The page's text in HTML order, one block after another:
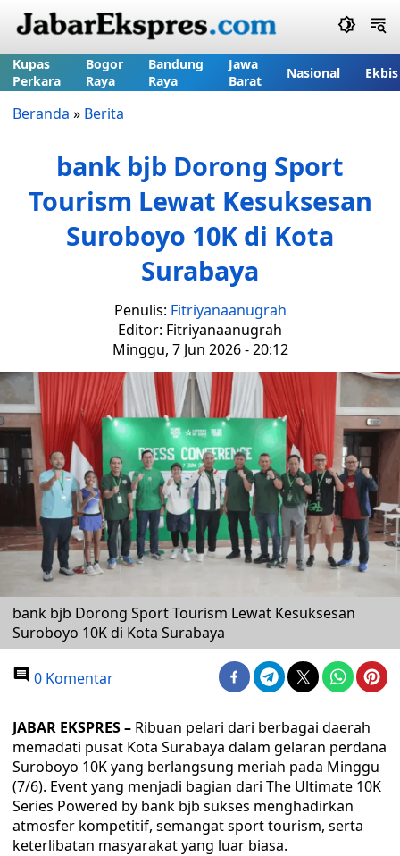
Kupas
Perkara
Bogor
Raya
Bandung
Raya
Jawa
Barat
Nasional Ekbis
Beranda » Berita
bank bjb Dorong Sport
Tourism Lewat Kesuksesan
Suroboyo 10K di Kota
Surabaya
Penulis: Fitriyanaanugrah
Editor: Fitriyanaanugrah
Minggu, 7 Jun 2026 - 20:12
bank bjb Dorong Sport Tourism Lewat Kesuksesan
Suroboyo 10K di Kota Surabaya
0 Komentar
JABAR EKSPRES – Ribuan pelari dari berbagai daerah
memadati pusat Kota Surabaya dalam gelaran perdana
Suroboyo 10K yang berlangsung meriah pada Minggu
(7/6). Event yang menjadi bagian dari The Ultimate 10K
Series Powered by bank bjb sukses menghadirkan
atmosfer kompetitif, semangat sport tourism, serta
keterlibatan masyarakat yang luar biasa.